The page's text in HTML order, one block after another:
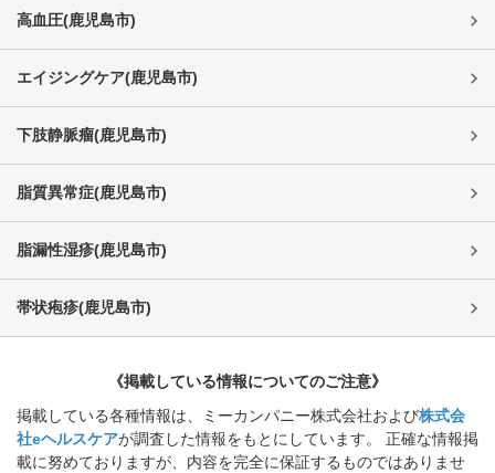
高血圧(鹿児島市)
エイジングケア(鹿児島市)
下肢静脈瘤(鹿児島市)
脂質異常症(鹿児島市)
脂漏性湿疹(鹿児島市)
帯状疱疹(鹿児島市)
《掲載している情報についてのご注意》
掲載している各種情報は、ミーカンパニー株式会社および株式会
社eヘルスケアが調査した情報をもとにしています。 正確な情報掲
載に努めておりますが、内容を完全に保証するものではありませ